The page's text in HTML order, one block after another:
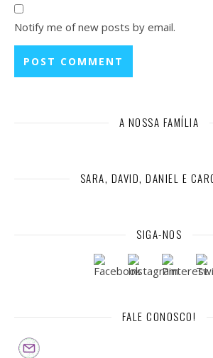
Notify me of new posts by email.
A NOSSA FAMÍLIA
SARA, DAVID, DANIEL E
SIGA-NOS
FALE CONOSCO!